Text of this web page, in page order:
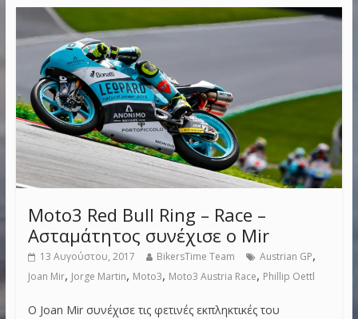
Moto3 Red Bull Ring – Race –
Ασταμάτητος συνέχισε ο Mir
13 Αυγούστου, 2017 BikersTime Team Austrian GP,
Joan Mir, Jorge Martin, Moto3, Moto3 Austria Race, Phillip Oettl
Ο Joan Mir συνέχισε τις φετινές εκπληκτικές του